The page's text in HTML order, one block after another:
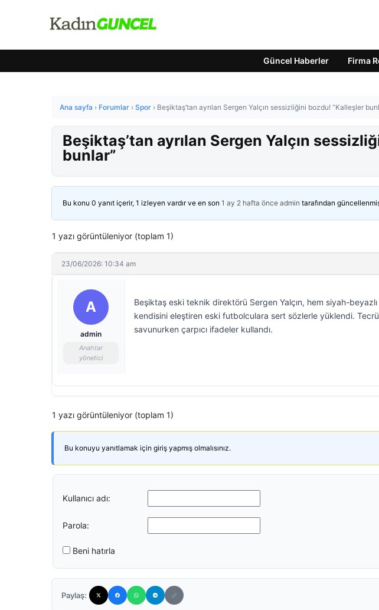
Güncel Haberler Firma
Ana sayfa › Forumlar › Spor › Beşiktaş’tan ayrılan Sergen Yalçın sessizliğini bozdu! “Kalleşler
Beşiktaş’tan ayrılan Sergen Yalçın
bunlar”
Bu konu 0 yanıt içerir, 1 izleyen vardır ve en son 1 ay 2 hafta önce admin tarafından
1 yazı görüntüleniyor (toplam 1)
23/06/2026: 10:34 am
A
admin
Anahtar
yönetici
Beşiktaş eski teknik direktörü Sergen Yalçın, hem siyah-
kendisini eleştiren eski futbolculara sert sözlerle yüklendi.
savunurken çarpıcı ifadeler kullandı.
1 yazı görüntüleniyor (toplam 1)
Bu konuyu yanıtlamak için giriş yapmış olmalısınız.
Kullanıcı adı:
Parola:
Beni hatırla
Paylaş: